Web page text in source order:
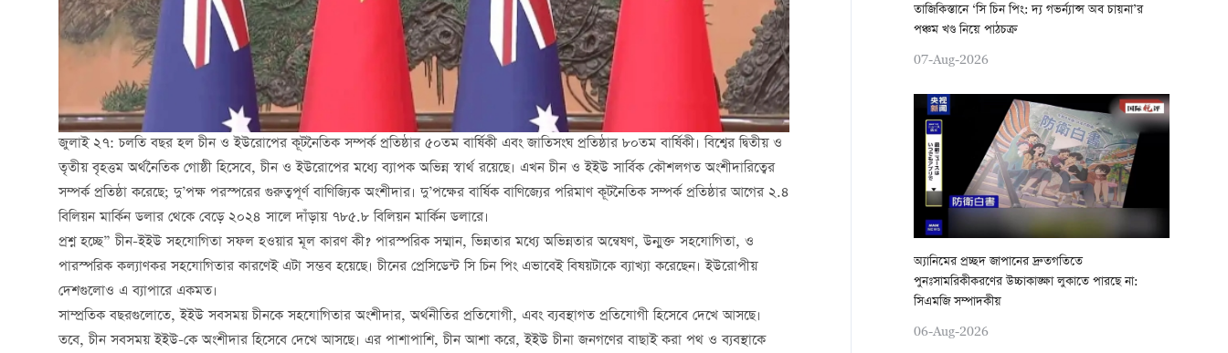
জুলাই ২৭: চলতি বছর হল চীন ও ইউরোপের কূটনৈতিক সম্পর্ক প্রতিষ্ঠার ৫০তম বার্ষিকী এবং জাতিসংঘ প্রতিষ্ঠার ৮০তম বার্ষিকী। বিশ্বের দ্বিতীয় ও
তৃতীয় বৃহত্তম অর্থনৈতিক গোষ্ঠী হিসেবে, চীন ও ইউরোপের মধ্যে ব্যাপক অভিন্ন স্বার্থ রয়েছে। এখন চীন ও ইইউ সার্বিক কৌশলগত অংশীদারিত্বের
সম্পর্ক প্রতিষ্ঠা করেছে; দু’পক্ষ পরস্পরের গুরুত্বপূর্ণ বাণিজ্যিক অংশীদার। দু’পক্ষের বার্ষিক বাণিজ্যের পরিমাণ কূটনৈতিক সম্পর্ক প্রতিষ্ঠার আগের ২.৪
বিলিয়ন মার্কিন ডলার থেকে বেড়ে ২০২৪ সালে দাঁড়ায় ৭৮৫.৮ বিলিয়ন মার্কিন ডলারে।
প্রশ্ন হচ্ছে” চীন-ইইউ সহযোগিতা সফল হওয়ার মূল কারণ কী? পারস্পরিক সম্মান, ভিন্নতার মধ্যে অভিন্নতার অন্বেষণ, উন্মুক্ত সহযোগিতা, ও
পারস্পরিক কল্যাণকর সহযোগিতার কারণেই এটা সম্ভব হয়েছে। চীনের প্রেসিডেন্ট সি চিন পিং এভাবেই বিষয়টাকে ব্যাখ্যা করেছেন। ইউরোপীয়
দেশগুলোও এ ব্যাপারে একমত।
সাম্প্রতিক বছরগুলোতে, ইইউ সবসময় চীনকে সহযোগিতার অংশীদার, অর্থনীতির প্রতিযোগী, এবং ব্যবস্থাগত প্রতিযোগী হিসেবে দেখে আসছে।
তবে, চীন সবসময় ইইউ-কে অংশীদার হিসেবে দেখে আসছে। এর পাশাপাশি, চীন আশা করে, ইইউ চীনা জনগণের বাছাই করা পথ ও ব্যবস্থাকে
তাজিকিস্তানে ‘সি চিন পিং: দ্য গভর্ন্যান্স অব চায়না’র
পঞ্চম খণ্ড নিয়ে পাঠচক্র
07-Aug-2026
অ্যানিমের প্রচ্ছদ জাপানের দ্রুতগতিতে
পুনঃসামরিকীকরণের উচ্চাকাঙ্ক্ষা লুকাতে পারছে না:
সিএমজি সম্পাদকীয়
06-Aug-2026